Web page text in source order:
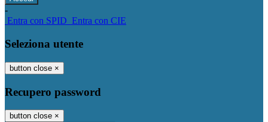
-
Entra con SPID Entra con CIE
Seleziona utente
button close ×
Recupero password
button close ×